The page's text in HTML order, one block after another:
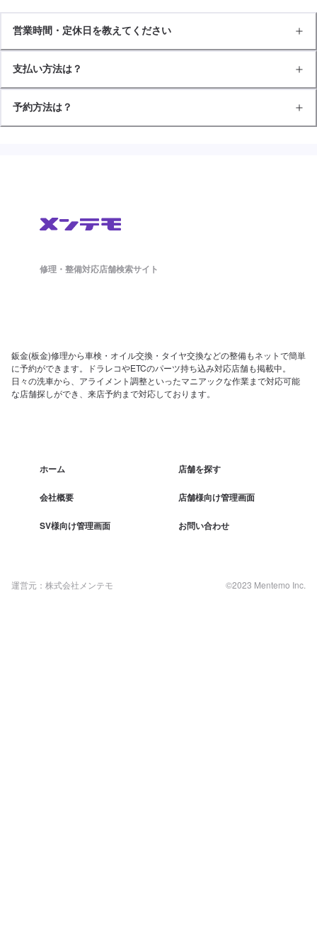
営業時間・定休日を教えてください
支払い方法は？
予約方法は？
修理・整備対応店舗検索サイト
鈑金(板金)修理から車検・オイル交換・タイヤ交換などの整備もネットで簡単
に予約ができます。ドラレコやETCのパーツ持ち込み対応店舗も掲載中。
日々の洗車から、アライメント調整といったマニアックな作業まで対応可能
な店舗探しができ、来店予約まで対応しております。
ホーム 店舗を探す
会社概要 店舗様向け管理画面
SV様向け管理画面 お問い合わせ
運営元：株式会社メンテモ ©2023 Mentemo Inc.